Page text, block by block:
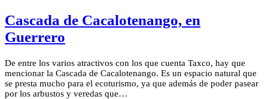
Cascada de Cacalotenango, en
Guerrero
De entre los varios atractivos con los que cuenta Taxco, hay que
mencionar la Cascada de Cacalotenango. Es un espacio natural que
se presta mucho para el ecoturismo, ya que además de poder pasear
por los arbustos y veredas que…